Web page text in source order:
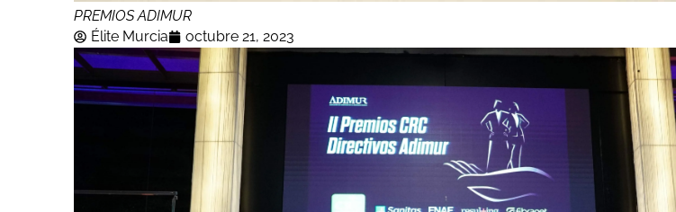
PREMIOS ADIMUR
Élite Murcia
octubre 21, 2023